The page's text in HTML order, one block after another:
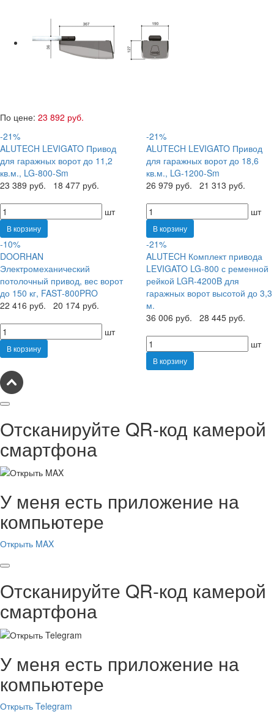
По цене: 23 892 руб.
-21%
ALUTECH LEVIGATO Привод
для гаражных ворот до 11,2
кв.м., LG-800-Sm
23 389 руб.
18 477 руб.
шт
В корзину
-21%
ALUTECH LEVIGATO Привод
для гаражных ворот до 18,6
кв.м., LG-1200-Sm
26 979 руб.
21 313 руб.
шт
В корзину
-10%
DOORHAN
Электромеханический
потолочный привод, вес ворот
до 150 кг, FAST-800PRO
22 416 руб.
20 174 руб.
шт
В корзину
-21%
ALUTECH Комплект привода
LEVIGATO LG-800 с ременной
рейкой LGR-4200B для
гаражных ворот высотой до 3,3
м.
36 006 руб.
28 445 руб.
шт
В корзину
Отсканируйте QR-код камерой
смартфона
У меня есть приложение на
компьютере
Открыть MAX
Отсканируйте QR-код камерой
смартфона
У меня есть приложение на
компьютере
Открыть Telegram